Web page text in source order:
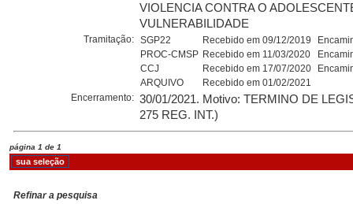
VIOLENCIA CONTRA O
VULNERABILIDADE
Tramitação: SGP22 Recebido em 09/12/2019
PROC-CMSP Recebido em 11/03/2020
CCJ
Recebido em 17/07/2020
ARQUIVO
Recebido em 01/02/2021
Encerramento: 30/01/2021. Motivo: TERMINO DE
275 REG. INT.)
página 1 de 1
Refinar a pesquisa